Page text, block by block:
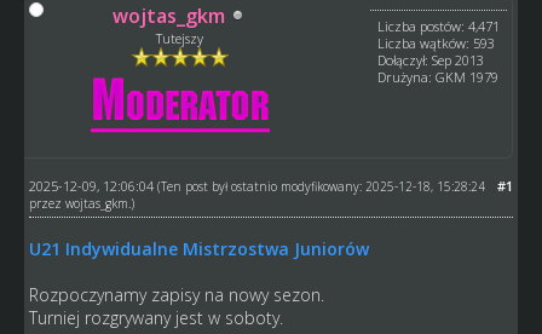
wojtas_gkm
Tutejszy
Liczba postów: 4,471
Liczba wątków: 593
Dołączył: Sep 2013
Drużyna: GKM 1979
#1
2025-12-09, 12:06:04 (Ten post był ostatnio modyfikowany: 2025-12-18, 15:28:24
przez wojtas_gkm .)
U21 Indywidualne Mistrzostwa Juniorów
Rozpoczynamy zapisy na nowy sezon.
Turniej rozgrywany jest w soboty.